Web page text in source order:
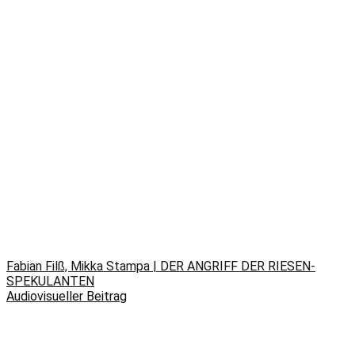
Fabian Filß, Mikka Stampa | DER ANGRIFF DER RIESEN-
SPEKULANTEN
Audiovisueller Beitrag